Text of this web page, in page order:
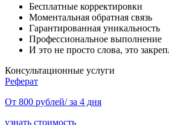
Бесплатные корректировки
Моментальная обратная связь
Гарантированная уникальность
Профессиональное выполнение
И это не просто слова, это
Консультационные услуги
Реферат
От 800 рублей/ за 4 дня
узнать стоимость